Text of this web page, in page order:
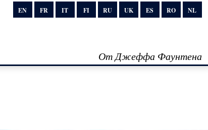
EN FR IT FI RU UK ES RO NL
От Джеффа Фаунтена